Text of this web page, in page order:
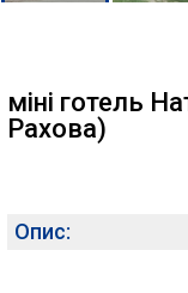
міні готель
Рахова)
Опис: